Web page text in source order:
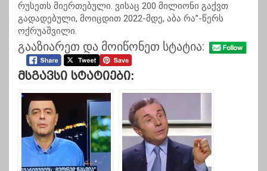
რუსეთს მიერთებული. ვისაც 200 მილიონი გაქვთ
გადადებული, მოიცდით 2022-მდე, აბა რა”-წერს
ოქრუაშვილი.
გააზიარეთ და მოიწონეთ სტატია:
Მსგავსი Სტატიები: